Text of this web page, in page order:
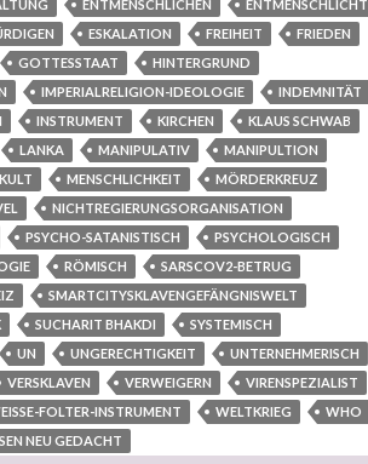
ENTMENSCHLICHEN
ENTMENSCHLICHT
ESKALATION FREIHEIT
FRIEDEN
GOTTESSTAAT
HINTERGRUND
IMPERIALRELIGION-IDEOLOGIE
INDEMNITÄT
INSTRUMENT KIRCHEN
KLAUS SCHWAB
LANKA MANIPULATIV
MANIPULTION
MENSCHLICHKEIT
MÖRDERKREUZ
NICHTREGIERUNGSORGANISATION
PSYCHO-SATANISTISCH
PSYCHOLOGISCH
RÖMISCH
SARSCOV2-BETRUG
SMARTCITYSKLAVENGEFÄNGNISWELT
SUCHARIT BHAKDI
SYSTEMISCH
UN UNGERECHTIGKEIT
UNTERNEHMERISCH
VERSKLAVEN VERWEIGERN
VIRENSPEZIALIST
FOLTER-INSTRUMENT WELTKRIEG
WHO
NEU GEDACHT